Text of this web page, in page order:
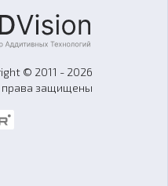
© 2011 - 2026
права защищены